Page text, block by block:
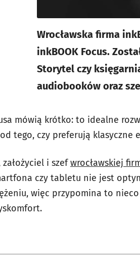
Wrocławska firma
inkBOOK Focus.
Storytel czy
audiobooków oraz
mówią krótko: to idealne
tego, czy preferują klasyczne
założyciel i szefwrocławskiej
czy tabletu nie jest
więc przypomina to